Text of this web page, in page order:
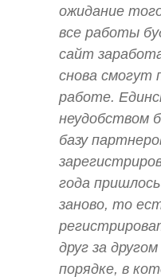
ожидание
все работы
сайт
снова смогут
работе.
неудобством
базу
года
заново, то
друг за
порядке, в